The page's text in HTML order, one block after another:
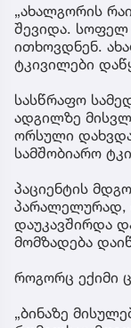
„ახალგორის
შევიდა. სოფელ
ითხოვდნენ.
ტკივილები
სასწრაფო
ადგილზე
ორსული
სამშობიარო
პაციენტის
პარალელურად,
დაუკავშირდა
მომზადება
როგორც ექიმი
„ბინაზე